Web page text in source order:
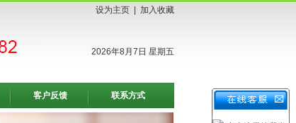
设为主页 加入收藏
2026年8月7日 星期五
客户反馈 联系方式